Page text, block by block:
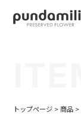
トップページ >商品 >